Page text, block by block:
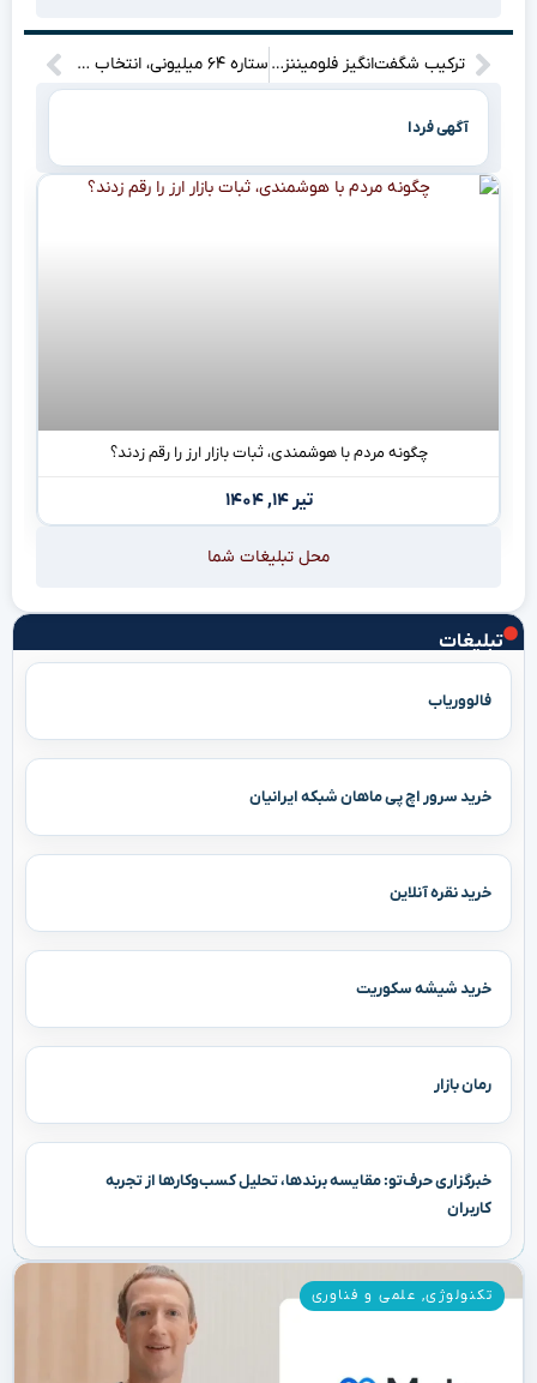
تبلیغات
فالووریاب
خرید سرور اچ پی ماهان شبکه ایرانیان
خرید نقره آنلاین
خرید شیشه سکوریت
رمان بازار
خبرگزاری حرف‌تو: مقایسه برندها، تحلیل کسب‌وکارها از تجربه
کاربران
تکنولوژی, علمی و فناوری
ترکیب شگفت‌انگیز فلومیننزه و الهلال؛ چه ستاره‌هایی درخشش خواهند کرد؟ ستاره ۶۴ میلیونی، انتخاب عجیب؛ منچستر یونایتد مقصد بعدی؟
آگهی فردا
چگونه مردم با هوشمندی، ثبات بازار ارز را رقم زدند؟
تیر ۱۴, ۱۴۰۴
محل تبلیغات شما